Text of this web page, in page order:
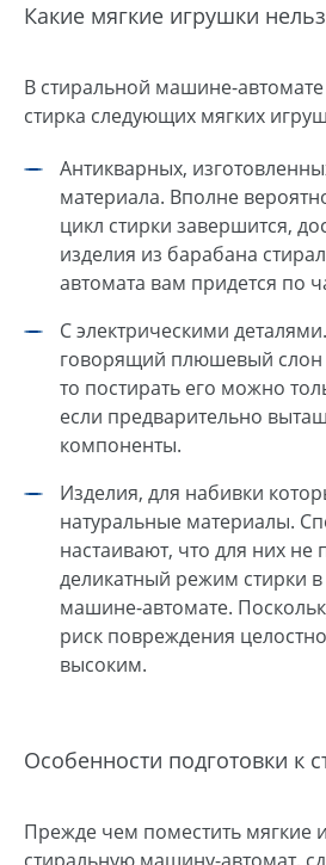
Какие мягкие игрушки
В стиральной машине-
стирка следующих мягких
Антикварных,
материала. Вполне
цикл стирки завершится,
изделия из барабана
автомата вам придется по
С электрическими
говорящий плюшевый слон
то постирать его можно
если предварительно
компоненты.
Изделия, для набивки
натуральные материалы.
настаивают, что для них не
деликатный режим стирки
машине-автомате.
риск повреждения
высоким.
Особенности подготовки к
Прежде чем поместить мягкие